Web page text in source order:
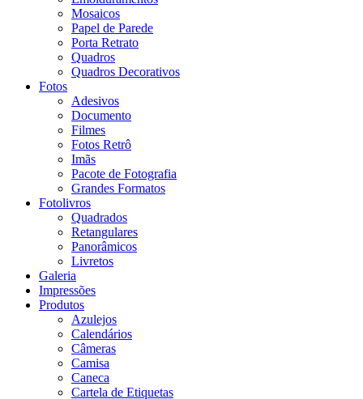
Mosaicos
Papel de Parede
Porta Retrato
Quadros
Quadros Decorativos
Fotos
Adesivos
Documento
Filmes
Fotos Retrô
Imãs
Pacote de Fotografia
Grandes Formatos
Fotolivros
Quadrados
Retangulares
Panorâmicos
Livretos
Galeria
Impressões
Produtos
Azulejos
Calendários
Câmeras
Camisa
Caneca
Cartela de Etiquetas